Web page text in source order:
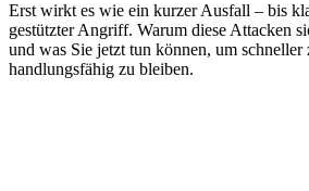
Erst wirkt es wie ein kurzer Ausfall – bis
gestützter Angriff. Warum diese Attacken
und was Sie jetzt tun können, um schneller
handlungsfähig zu bleiben.